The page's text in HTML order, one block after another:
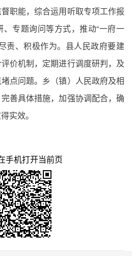
职能，综合运用听取专项工作报
专题询问等方式，推动“一府一
责、积极作为。县人民政府要建
价机制，定期进行调度研判，及
点问题。乡（镇）人民政府及相
善具体措施，加强协调配合，确
实效。
手机打开当前页